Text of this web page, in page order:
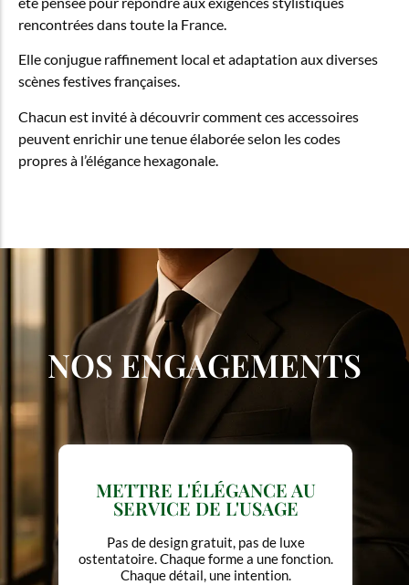
rencontrées dans toute la France.
Elle conjugue raffinement local et adaptation aux diverses
scènes festives françaises.
Chacun est invité à découvrir comment ces accessoires
peuvent enrichir une tenue élaborée selon les codes
propres à l’élégance hexagonale.
NOS ENGAGEMENTS
L'ÉLÉGANCE AU
DE L'USAGE
de design gratuit, pas de luxe
Chaque forme a une fonction.
détail, une intention.